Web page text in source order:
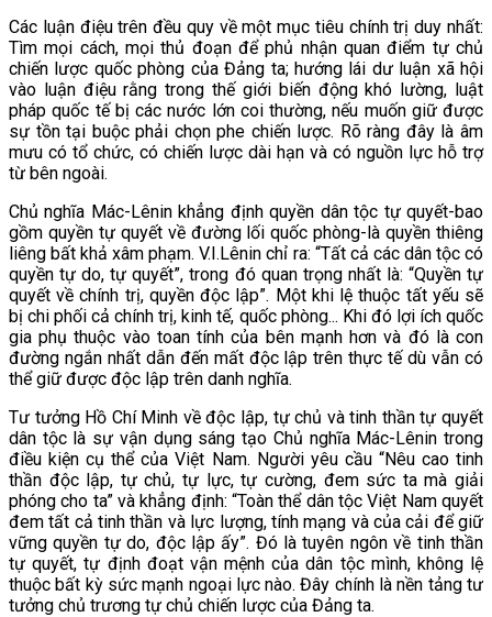
Các luận điệu trên đều quy về một mục tiêu chính trị duy nhất:
Tìm mọi cách, mọi thủ đoạn để phủ nhận quan điểm tự chủ
chiến lược quốc phòng của Đảng ta; hướng lái dư luận xã hội
vào luận điệu rằng trong thế giới biến động khó lường, luật
pháp quốc tế bị các nước lớn coi thường, nếu muốn giữ được
sự tồn tại buộc phải chọn phe chiến lược. Rõ ràng đây là âm
mưu có tổ chức, có chiến lược dài hạn và có nguồn lực hỗ trợ
từ bên ngoài.
Chủ nghĩa Mác-Lênin khẳng định quyền dân tộc tự quyết-bao
gồm quyền tự quyết về đường lối quốc phòng-là quyền thiêng
liêng bất khả xâm phạm. V.I.Lênin chỉ ra: “Tất cả các dân tộc có
quyền tự do, tự quyết”, trong đó quan trọng nhất là: “Quyền tự
quyết về chính trị, quyền độc lập”. Một khi lệ thuộc tất yếu sẽ
bị chi phối cả chính trị, kinh tế, quốc phòng... Khi đó lợi ích quốc
gia phụ thuộc vào toan tính của bên mạnh hơn và đó là con
đường ngắn nhất dẫn đến mất độc lập trên thực tế dù vẫn có
thể giữ được độc lập trên danh nghĩa.
Tư tưởng Hồ Chí Minh về độc lập, tự chủ và tinh thần tự quyết
dân tộc là sự vận dụng sáng tạo Chủ nghĩa Mác-Lênin trong
điều kiện cụ thể của Việt Nam. Người yêu cầu “Nêu cao tinh
thần độc lập, tự chủ, tự lực, tự cường, đem sức ta mà giải
phóng cho ta” và khẳng định: “Toàn thể dân tộc Việt Nam quyết
đem tất cả tinh thần và lực lượng, tính mạng và của cải để giữ
vững quyền tự do, độc lập ấy”. Đó là tuyên ngôn về tinh thần
tự quyết, tự định đoạt vận mệnh của dân tộc mình, không lệ
thuộc bất kỳ sức mạnh ngoại lực nào. Đây chính là nền tảng tư
tưởng chủ trương tự chủ chiến lược của Đảng ta.